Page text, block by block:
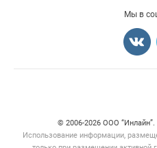
Мы в
© 2006‑2026 ООО
Использование информации,